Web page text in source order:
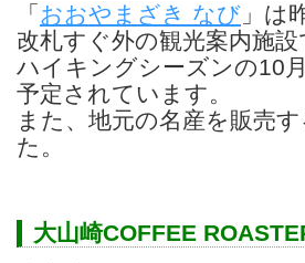
「 おおやまざき なび 」は
改札すぐ外の観光案内施
ハイキングシーズンの10
予定されています。
また、地元の名産を販売
た。
大山崎COFFEE